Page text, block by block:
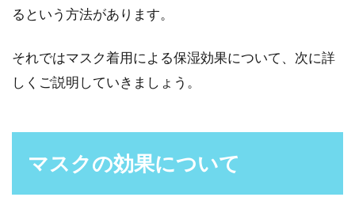
指導以降薬用石鹸ミューズの含有成
FDAが一部殺菌剤入り薬用石鹸の販売禁止措置
るという方法があります。
それではマスク着用による保湿効果について、次に詳
しくご説明していきましょう。
マスクの効果について